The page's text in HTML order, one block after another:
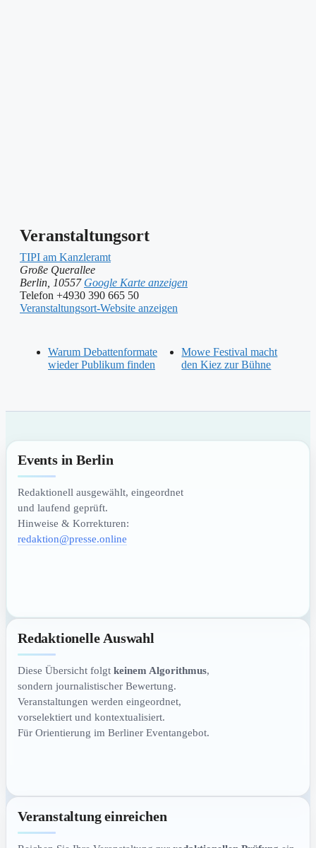
Veranstaltungsort
TIPI am Kanzleramt
Große Querallee
Berlin 10557 Google Karte anzeigen
Telefon +4930 390 665 50
Veranstaltungsort-Website anzeigen
Warum Debattenformate
wieder Publikum finden
Mowe Festival macht
den Kiez zur Bühne
Events in Berlin
Redaktionell ausgewählt, eingeordnet
und laufend geprüft.
Hinweise & Korrekturen:
redaktion@presse.online
Redaktionelle Auswahl
Diese Übersicht folgt keinem Algorithmus,
sondern journalistischer Bewertung.
Veranstaltungen werden eingeordnet,
vorselektiert und kontextualisiert.
Für Orientierung im Berliner Eventangebot.
Veranstaltung einreichen